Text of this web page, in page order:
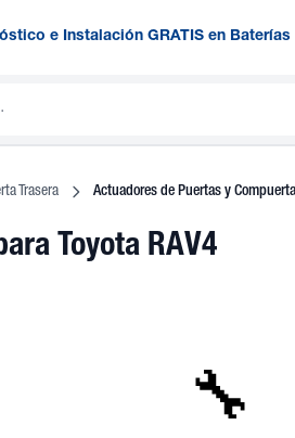
e Instalación GRATIS en Baterías
Trasera Actuadores de Puertas y
Toyota RAV4
🔧